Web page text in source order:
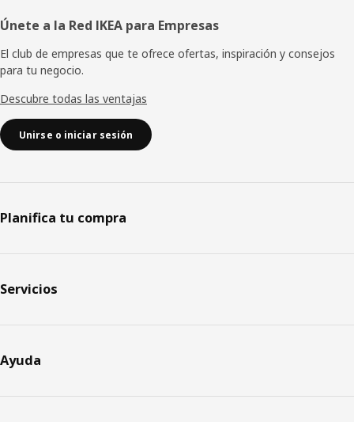
Únete a la Red IKEA para Empresas
El club de empresas que te ofrece ofertas, inspiración y consejos
para tu negocio.
Descubre todas las ventajas
Unirse o iniciar sesión
Planifica tu compra
Servicios
Ayuda